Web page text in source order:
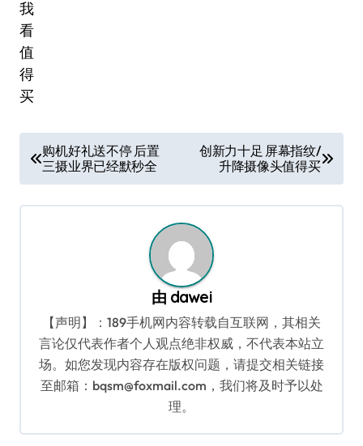
章
导
购机好礼送不停 后置
三摄业界已经默秒全
创新力十足 屏幕指纹/
升降摄像头值得买
由 dawei
【声明】：189手机网内容转载自互联网，其相关
言论仅代表作者个人观点绝非权威，不代表本站立
场。如您发现内容存在版权问题，请提交相关链接
至邮箱：bqsm@foxmail.com，我们将及时予以处
理。